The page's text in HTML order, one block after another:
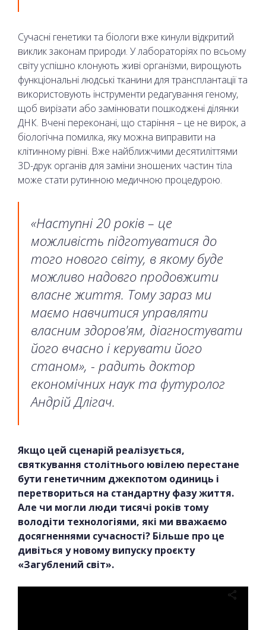
Сучасні генетики та біологи вже кинули відкритий
виклик законам природи. У лабораторіях по всьому
світу успішно клонують живі організми, вирощують
функціональні людські тканини для трансплантації та
використовують інструменти редагування геному,
щоб вирізати або замінювати пошкоджені ділянки
ДНК. Вчені переконані, що старіння – це не вирок, а
біологічна помилка, яку можна виправити на
клітинному рівні. Вже найближчими десятиліттями
3D-друк органів для заміни зношених частин тіла
може стати рутинною медичною процедурою.
«Наступні 20 років – це
можливість підготуватися до
того нового світу, в якому буде
можливо надовго продовжити
власне життя. Тому зараз ми
маємо навчитися управляти
власним здоров'ям, діагностувати
його вчасно і керувати його
станом», - радить доктор
економічних наук та футуролог
Андрій Длігач.
Якщо цей сценарій реалізується,
святкування столітнього ювілею перестане
бути генетичним джекпотом одиниць і
перетвориться на стандартну фазу життя.
Але чи могли люди тисячі років тому
володіти технологіями, які ми вважаємо
досягненнями сучасності? Більше про це
дивіться у новому випуску проєкту
«Загублений світ».